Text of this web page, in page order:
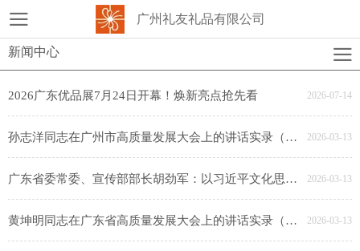
广州礼友礼品有限公司
新闻中心
2026广东优品展7月24日开幕！焕新亮点抢先看 2026-07-14
孙志洋同志在广州市高质量发展大会上的讲话实录（2026） 2026-03-13
广东省委常委、宣传部部长胡劲军：以习近平文化思想引领岭南文化传承发展 2026-03-13
黄坤明同志在广东省高质量发展大会上的讲话实录（2026） 2026-03-13